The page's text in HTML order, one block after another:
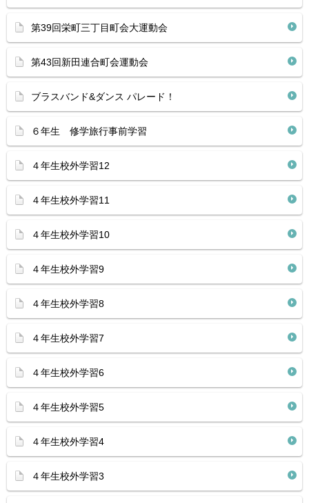
第39回栄町三丁目町会大運動会
第43回新田連合町会運動会
ブラスバンド&ダンス パレード！
６年生 修学旅行事前学習
４年生校外学習12
４年生校外学習11
４年生校外学習10
４年生校外学習9
４年生校外学習8
４年生校外学習7
４年生校外学習6
４年生校外学習5
４年生校外学習4
４年生校外学習3